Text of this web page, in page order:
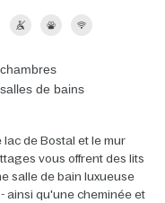
de bains
lac de Bostal et le mur
vous offrent des lits
salle de bain luxueuse
ainsi qu'une cheminée et